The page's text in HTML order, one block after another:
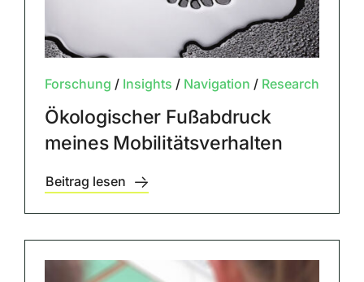
Forschung / Insights / Navigation / Research
Ökologischer Fußabdruck
meines Mobilitätsverhalten
Beitrag lesen